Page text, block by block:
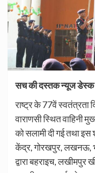
सच की दस्तक न्यूज डेस्क
राष्ट्र के 77वें
वाराणसी स्थित वाहिनी
को सलामी दी गई तथा
केंद्र, गोरखपुर, लखनऊ,
द्वारा बहराइच, लखीमपुर